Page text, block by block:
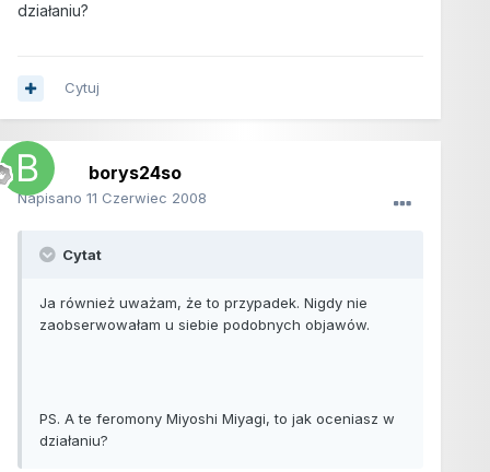
działaniu?
Cytuj
borys24so
Napisano 11 Czerwiec 2008
Cytat
Ja również uważam, że to przypadek. Nigdy nie
zaobserwowałam u siebie podobnych objawów.
PS. A te feromony Miyoshi Miyagi, to jak oceniasz w
działaniu?